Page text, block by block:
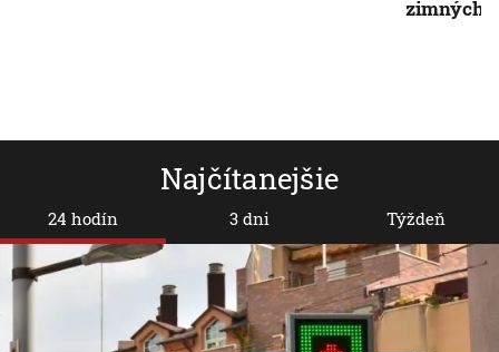
Najčítanejšie
24 hodín 3 dni Týždeň
zimných